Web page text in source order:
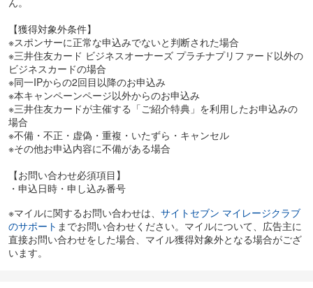
・特約店をご利用の場合最大10%還元※4
※4 利用条件や特約店ごとに還元率が異なりポイント付与条件もござ
います。特約店でカードをご利用いただく前に各特約店の付与条件
などをご確認ください。
※5 一部対象外のご利用がございます。
（２）高額決済に対応
カード利用可能額最大9,999万円
※所定の審査があります
（３）公私分離で経費決算が楽
すでにプライベートカードをお持ちでも別々の管理で経費精算をサ
ポート。
（４）ビジネスカードながら、様々な方が利用可能！ポイ活ユーザ
ーのあなたも対象！！
▼こんな方にオススメ
・フリーランス、個人事業主の方
・副業で事業収入を得ている方
【獲得対象外条件】
※スポンサーに正常な申込みでないと判断された場合
※三井住友カード ビジネスオーナーズ プラチナプリファード以外の
ビジネスカードの場合
※同一IPからの2回目以降のお申込み
※本キャンペーンページ以外からのお申込み
※三井住友カードが主催する「ご紹介特典」を利用したお申込みの
場合
※不備・不正・虚偽・重複・いたずら・キャンセル
※その他お申込内容に不備がある場合
【お問い合わせ必須項目】
・申込日時・申し込み番号
※マイルに関するお問い合わせは、 サイトセブン マイレージクラブ
のサポート までお問い合わせください。マイルについて、広告主に
直接お問い合わせをした場合、マイル獲得対象外となる場合がござ
います。